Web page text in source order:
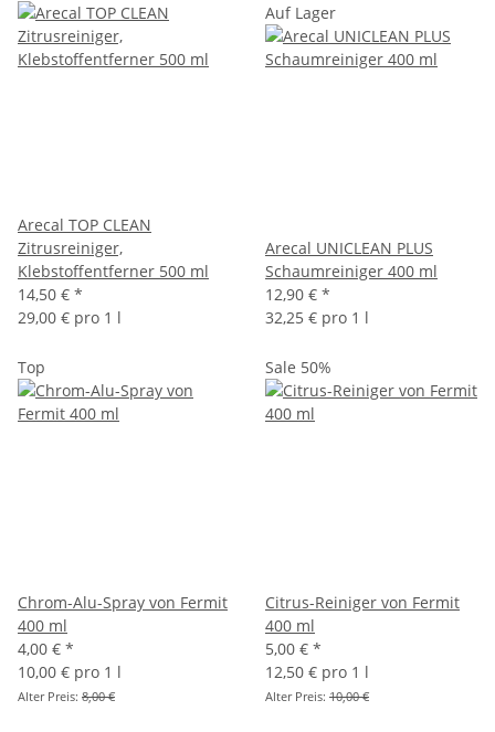
Arecal TOP CLEAN
Zitrusreiniger,
Klebstoffentferner 500 ml
14,50 € *
29,00 € pro 1 l
Auf Lager
Arecal UNICLEAN PLUS
Schaumreiniger 400 ml
12,90 € *
32,25 € pro 1 l
Top
Chrom-Alu-Spray von Fermit
400 ml
4,00 € *
10,00 € pro 1 l
Alter Preis: 8,00 €
Sale 50%
Citrus-Reiniger von Fermit
400 ml
5,00 € *
12,50 € pro 1 l
Alter Preis: 10,00 €